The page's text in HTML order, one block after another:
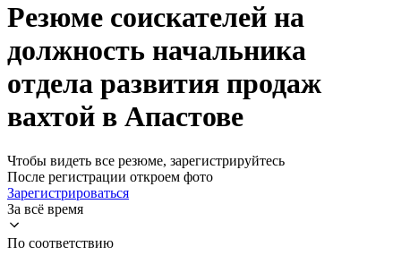
Резюме соискателей на
должность начальника
отдела развития продаж
вахтой в Апастове
Чтобы видеть все резюме, зарегистрируйтесь
После регистрации откроем фото
Зарегистрироваться
За всё время
По соответствию